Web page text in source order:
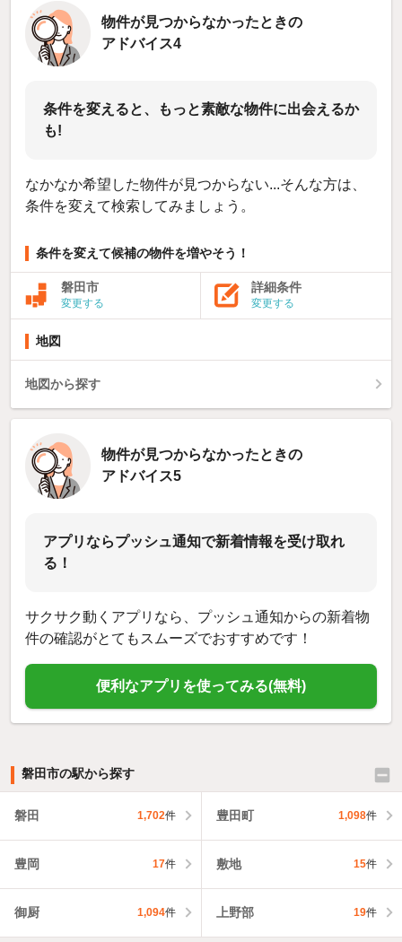
物件が見つからなかったときの
アドバイス4
条件を変えると、もっと素敵な物件に出会えるか
も!
なかなか希望した物件が見つからない...そんな方は、
条件を変えて検索してみましょう。
条件を変えて候補の物件を増やそう！
磐田市
変更する
詳細条件
変更する
地図
地図から探す
物件が見つからなかったときの
アドバイス5
アプリならプッシュ通知で新着情報を受け取れ
る！
サクサク動くアプリなら、プッシュ通知からの新着物
件の確認がとてもスムーズでおすすめです！
便利なアプリを使ってみる(無料)
磐田市の駅から探す
磐田 1,702件 豊田町 1,098件
豊岡 17件 敷地 15件
御厨 1,094件 上野部 19件